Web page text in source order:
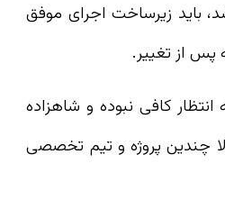
باید زیرساخت اجرای موفق
پس از تغییر.
کافی نبوده و شاهزاده
چندین پروژه و تیم تخصصی